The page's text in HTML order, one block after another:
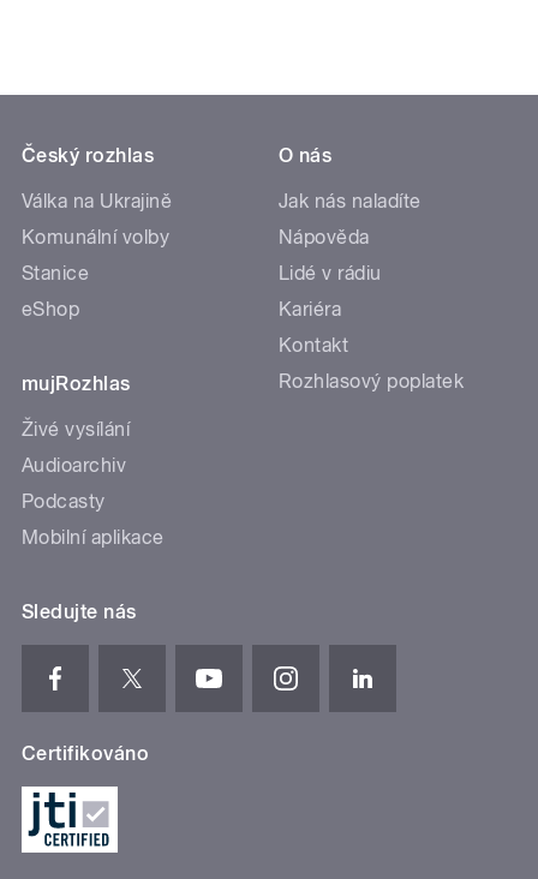
Český rozhlas
Válka na Ukrajině
Komunální volby
Stanice
eShop
mujRozhlas
Živé vysílání
Audioarchiv
Podcasty
Mobilní aplikace
O nás
Jak nás naladíte
Nápověda
Lidé v rádiu
Kariéra
Kontakt
Rozhlasový poplatek
Sledujte nás
Certifikováno